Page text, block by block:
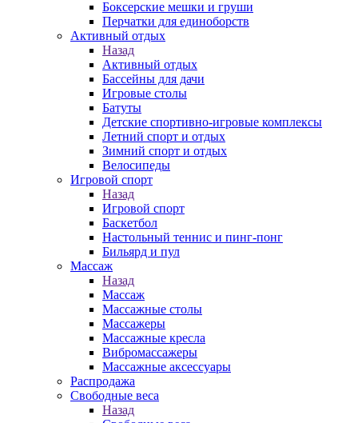
Боксерские мешки и груши
Перчатки для единоборств
Активный отдых
Назад
Активный отдых
Бассейны для дачи
Игровые столы
Батуты
Детские спортивно-игровые комплексы
Летний спорт и отдых
Зимний спорт и отдых
Велосипеды
Игровой спорт
Назад
Игровой спорт
Баскетбол
Настольный теннис и пинг-понг
Бильярд и пул
Массаж
Назад
Массаж
Массажные столы
Массажеры
Массажные кресла
Вибромассажеры
Массажные аксессуары
Распродажа
Свободные веса
Назад